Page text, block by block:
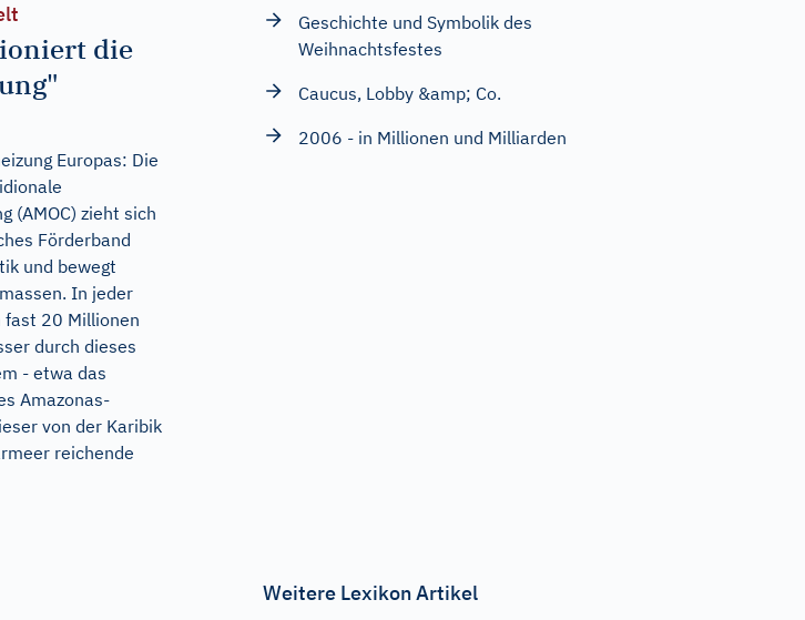
die
Europas: Die
(AMOC) zieht sich
Förderband
und bewegt
In jeder
fast 20 Millionen
durch dieses
- etwa das
Amazonas-
von der Karibik
reichende
Geschichte und Symbolik des
Weihnachtsfestes
Caucus, Lobby &amp; Co.
2006 - in Millionen und Milliarden
Weitere Lexikon Artikel